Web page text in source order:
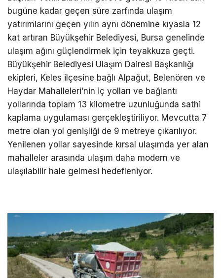
bugüne kadar geçen süre zarfında ulaşım
yatırımlarını geçen yılın aynı dönemine kıyasla 12
kat artıran Büyükşehir Belediyesi, Bursa genelinde
ulaşım ağını güçlendirmek için teyakkuza geçti.
Büyükşehir Belediyesi Ulaşım Dairesi Başkanlığı
ekipleri, Keles ilçesine bağlı Alpağut, Belenören ve
Haydar Mahalleleri’nin iç yolları ve bağlantı
yollarında toplam 13 kilometre uzunluğunda sathi
kaplama uygulaması gerçekleştiriliyor. Mevcutta 7
metre olan yol genişliği de 9 metreye çıkarılıyor.
Yenilenen yollar sayesinde kırsal ulaşımda yer alan
mahalleler arasında ulaşım daha modern ve
ulaşılabilir hale gelmesi hedefleniyor.